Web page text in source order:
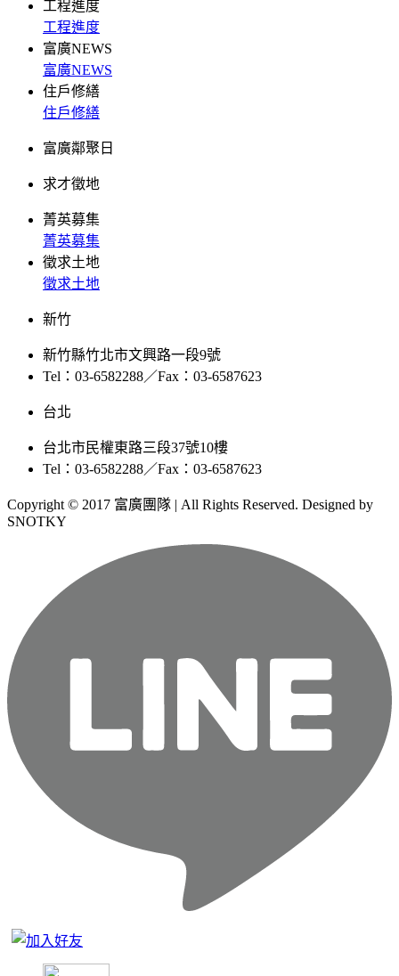
工程進度
工程進度
富廣NEWS
富廣NEWS
住戶修繕
住戶修繕
富廣鄰聚日
求才徵地
菁英募集
菁英募集
徵求土地
徵求土地
新竹
新竹縣竹北市文興路一段9號
Tel：03-6582288／Fax：03-6587623
台北
台北市民權東路三段37號10樓
Tel：03-6582288／Fax：03-6587623
Copyright © 2017 富廣團隊 | All Rights Reserved. Designed by
SNOTKY
Close
Menu